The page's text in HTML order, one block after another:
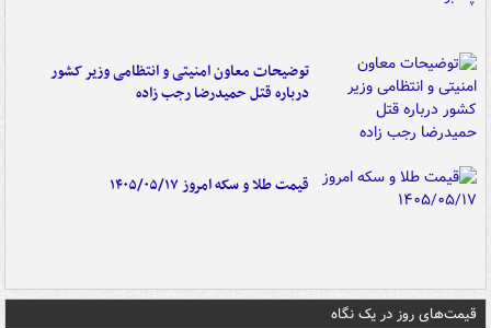
توضیحات معاون امنیتی و انتظامی وزیر کشور
درباره قتل حمیدرضا رجب زاده
قیمت طلا و سکه امروز ۱۴۰۵/۰۵/۱۷
قیمت‌های روز در یک نگاه